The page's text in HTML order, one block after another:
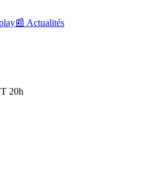
📰 Actualités
20h